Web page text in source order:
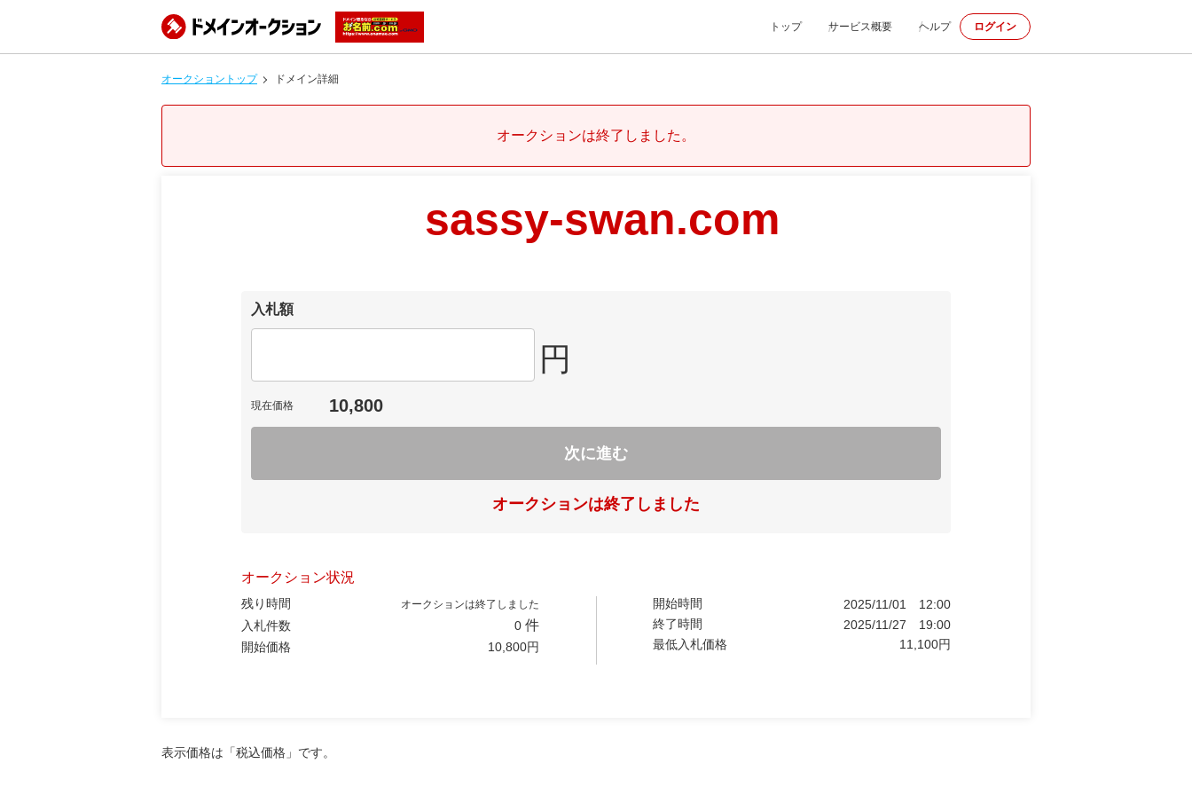
トップ サービス概要 ヘルプ ログイン
オークショントップ ドメイン詳細
オークションは終了しました。
sassy-swan.com
入札額
円
現在価格 10,800
次に進む
オークションは終了しました
オークション状況
残り時間 オークションは終了しました
入札件数 0 件
開始価格 10,800円
開始時間 2025/11/01
12:00
終了時間
2025/11/27
19:00
最低入札価格
11,100円
表示価格は「税込価格」です。